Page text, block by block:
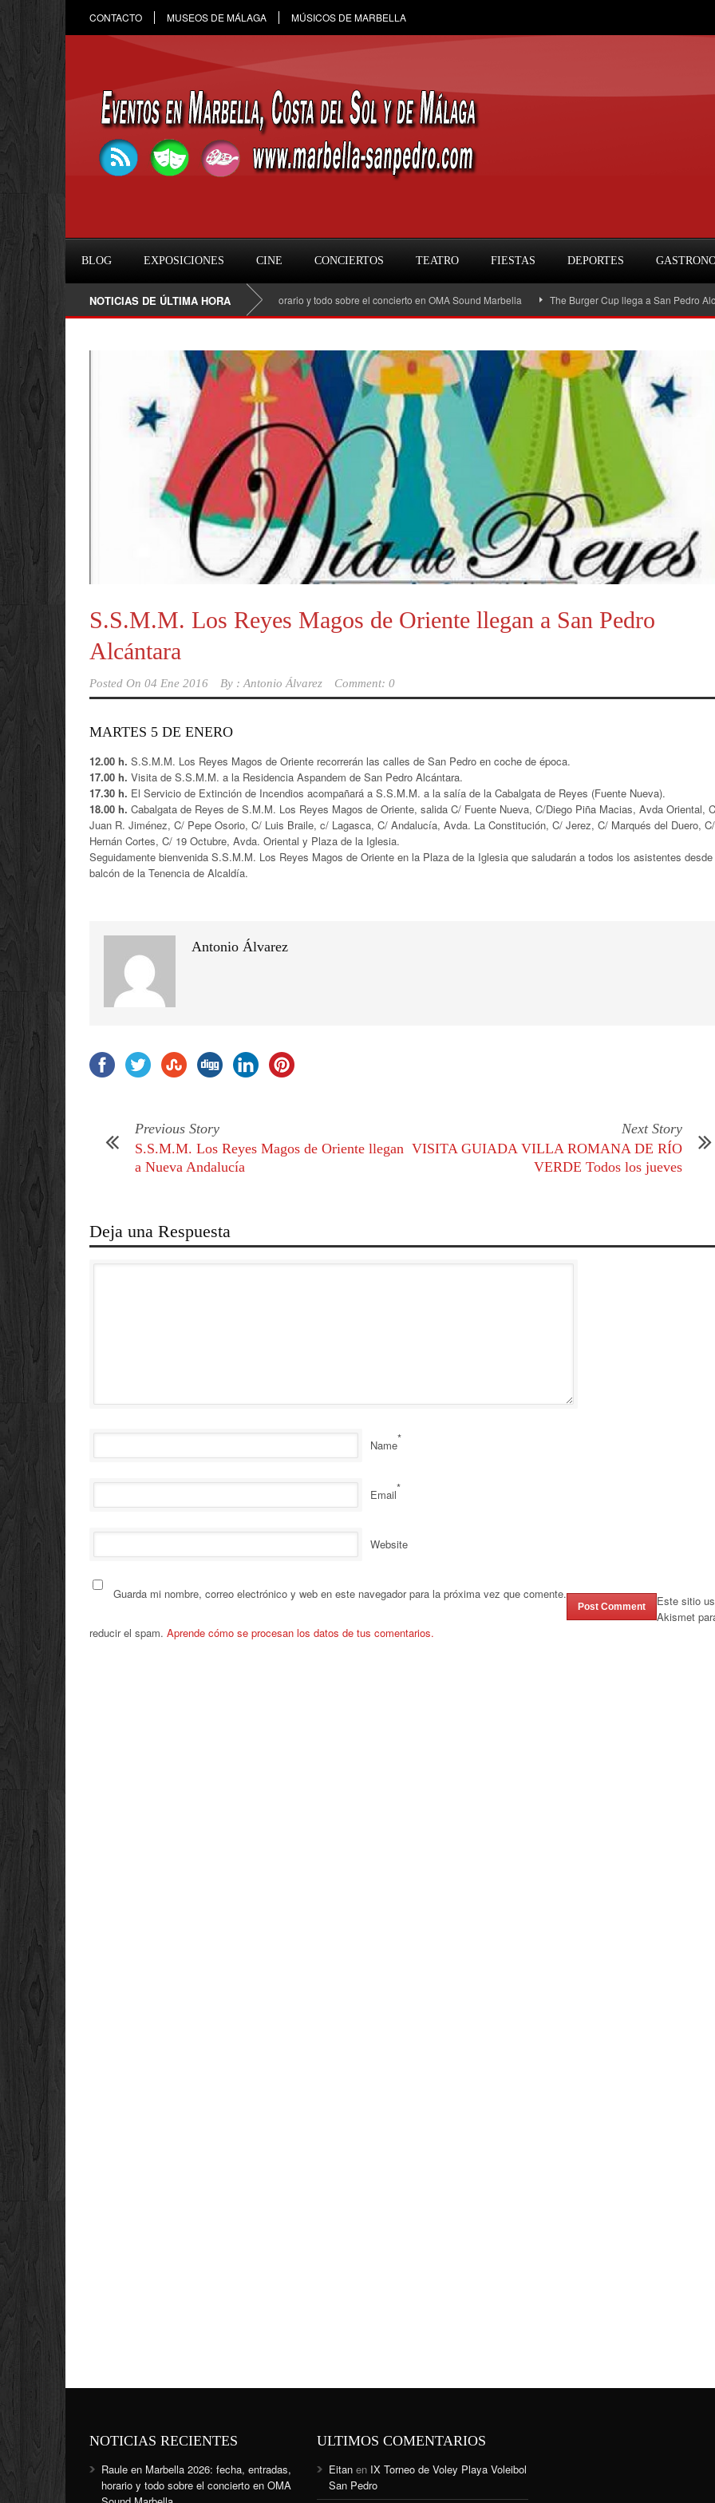
CONTACTO MUSEOS DE MÁLAGA MÚSICOS DE MARBELLA
BLOG EXPOSICIONES CINE CONCIERTOS TEATRO FIESTAS DEPORTES
NOTICIAS DE ÚLTIMA HORA
Raule en Marbella 2026: fecha, entradas, horario y todo sobre el concierto en OMA Sound Marbella The Burger Cup llega a San Pedro Alcántara:
S.S.M.M. Los Reyes Magos de Oriente llegan a San Pedro
Alcántara
Posted On 04 Ene 2016 By : Antonio Álvarez Comment: 0
MARTES 5 DE ENERO
12.00 h. S.S.M.M. Los Reyes Magos de Oriente recorrerán las calles de San Pedro en coche de época.
17.00 h. Visita de S.S.M.M. a la Residencia Aspandem de San Pedro Alcántara.
17.30 h. El Servicio de Extinción de Incendios acompañará a S.S.M.M. a la salía de la Cabalgata de Reyes (Fuente Nueva).
18.00 h. Cabalgata de Reyes de S.M.M. Los Reyes Magos de Oriente, salida C/ Fuente Nueva, C/Diego Piña Macias, Avda Oriental,
Juan R. Jiménez, C/ Pepe Osorio, C/ Luis Braile, c/ Lagasca, C/ Andalucía, Avda. La Constitución, C/ Jerez, C/ Marqués del Duero, C/
Hernán Cortes, C/ 19 Octubre, Avda. Oriental y Plaza de la Iglesia.
Seguidamente bienvenida S.S.M.M. Los Reyes Magos de Oriente en la Plaza de la Iglesia que saludarán a todos los asistentes
balcón de la Tenencia de Alcaldía.
Antonio Álvarez
Previous Story
S.S.M.M. Los Reyes Magos de Oriente llegan
a Nueva Andalucía
Next Story
VISITA GUIADA VILLA ROMANA DE RÍO
VERDE Todos los jueves
Deja una Respuesta
Name*
Email*
Website
Guarda mi nombre, correo electrónico y web en este navegador para la próxima vez que comente.
Este sitio
Akismet
reducir el spam. Aprende cómo se procesan los datos de tus comentarios.
NOTICIAS RECIENTES
Raule en Marbella 2026: fecha, entradas,
horario y todo sobre el concierto en OMA
ULTIMOS COMENTARIOS
Eitan en IX Torneo de Voley Playa Voleibol
San Pedro